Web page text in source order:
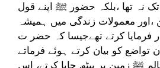
تک نہ تھا ،بلکہ حضور ﷺ اپنے قول
معمولات زندگی میں ہمیشہ
فرمایا کرتے تھےجیسا کہ حضر ت
کو بیان کرتے ہوئے فرماتے
ﷺ زمین پر بیٹھ جایا کرتے، اس